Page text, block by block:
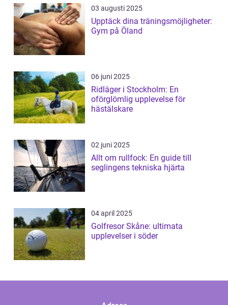
03 augusti 2025
Upptäck dina träningsmöjligheter:
Gym på Öland
06 juni 2025
Ridläger i Stockholm: En
oförglömlig upplevelse för
hästälskare
02 juni 2025
Allt om rullfock: En guide till
seglingens tekniska hjärta
04 april 2025
Golfresor Skåne: ultimata
upplevelser i söder